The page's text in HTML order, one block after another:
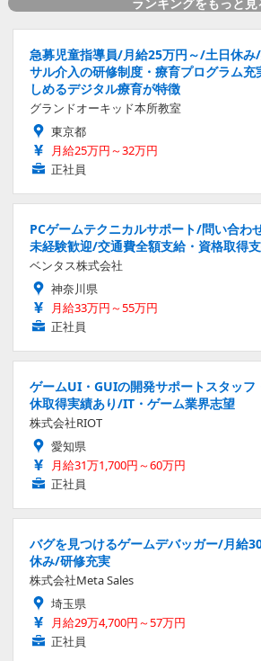
急募児童指導員/月給25万円～/土日休
サル介入の研修制度・療育プログラム
しめるデジタル療育が特徴
グランドオーキッド本所教室
東京都
月給25万円～32万円
正社員
PCゲームテクニカルサポート/問い合わ
未経験歓迎/交通費全額支給・資格取得
ベンタス株式会社
神奈川県
月給33万円～55万円
正社員
ゲームUI・GUIの開発サポートスタッ
休取得実績あり/IT・ゲーム業界志望
株式会社RIOT
愛知県
月給31万1,700円～60万円
正社員
バグを見つけるゲームデバッガー/月給
休み/研修充実
株式会社Meta Sales
埼玉県
月給29万4,700円～57万円
正社員